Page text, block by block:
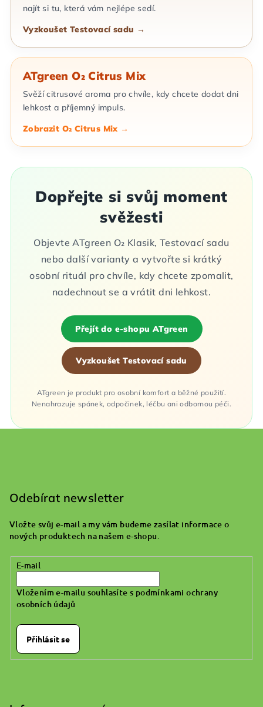
najít si tu, která vám nejlépe sedí.
Vyzkoušet Testovací sadu →
ATgreen O₂ Citrus Mix
Svěží citrusové aroma pro chvíle, kdy chcete dodat dni
lehkost a příjemný impuls.
Zobrazit O₂ Citrus Mix →
Dopřejte si svůj moment
svěžesti
Objevte ATgreen O₂ Klasik, Testovací sadu
nebo další varianty a vytvořte si krátký
osobní rituál pro chvíle, kdy chcete zpomalit,
nadechnout se a vrátit dni lehkost.
Přejít do e-shopu ATgreen
Vyzkoušet Testovací sadu
ATgreen je produkt pro osobní komfort a běžné použití.
Nenahrazuje spánek, odpočinek, léčbu ani odbornou péči.
Odebírat newsletter
Vložte svůj e-mail a my vám budeme zasílat informace o
nových produktech na našem e-shopu.
E-mail
Vložením e-mailu souhlasíte s podmínkami ochrany
osobních údajů
Přihlásit se